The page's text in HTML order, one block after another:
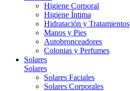
Higiene Corporal
Higiene Íntima
Hidratación y Tratamientos
Manos y Pies
Autobronceadores
Colonias y Perfumes
Solares
Solares
Solares Faciales
Solares Corporales